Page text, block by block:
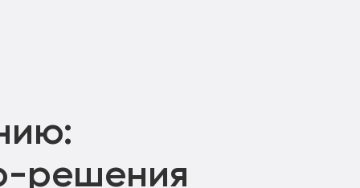
решения